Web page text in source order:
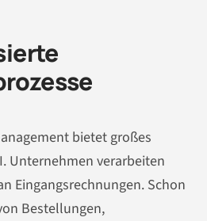
bietet großes
Unternehmen verarbeiten
Eingangsrechnungen. Schon
Bestellungen,